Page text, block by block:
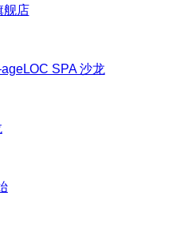
舰店
SPA 沙龙